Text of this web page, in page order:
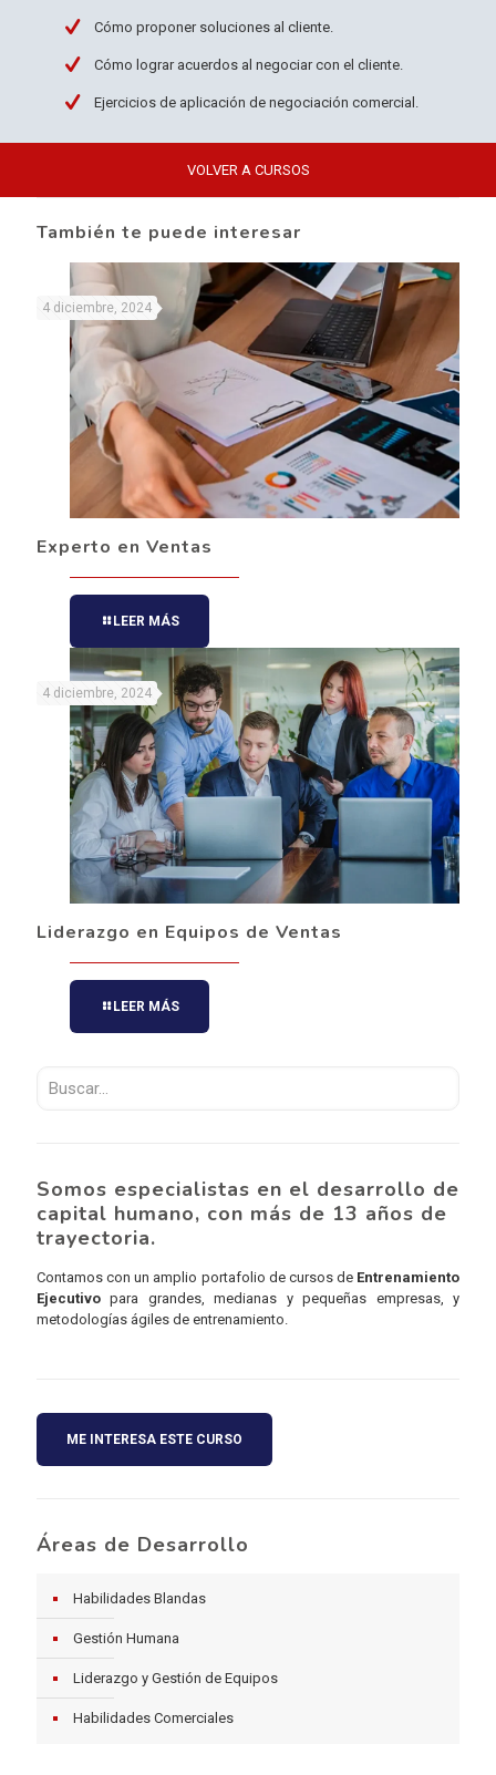
Cómo proponer soluciones al cliente.
Cómo lograr acuerdos al negociar con el cliente.
Ejercicios de aplicación de negociación comercial.
VOLVER A CURSOS
También te puede interesar
4 diciembre, 2024
Experto en Ventas
LEER MÁS
4 diciembre, 2024
Liderazgo en Equipos de Ventas
LEER MÁS
Somos especialistas en el desarrollo de
capital humano, con más de 13 años de
trayectoria.
Contamos con un amplio portafolio de cursos de Entrenamiento
Ejecutivo para grandes, medianas y pequeñas empresas, y
metodologías ágiles de entrenamiento.
ME INTERESA ESTE CURSO
Áreas de Desarrollo
Habilidades Blandas
Gestión Humana
Liderazgo y Gestión de Equipos
Habilidades Comerciales